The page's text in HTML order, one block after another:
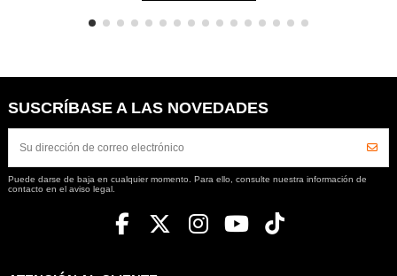
SUSCRÍBASE A LAS NOVEDADES
Puede darse de baja en cualquier momento. Para ello, consulte nuestra información de
contacto en el aviso legal.